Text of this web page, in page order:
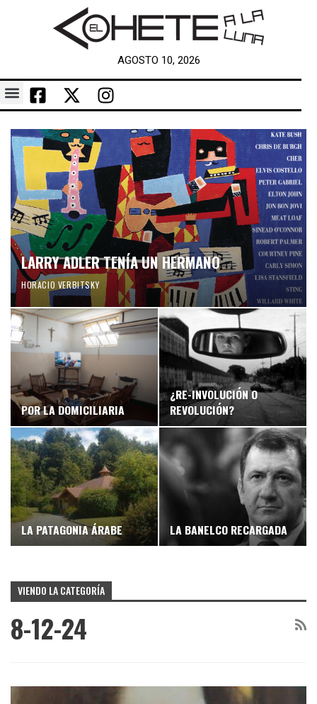
AGOSTO 10, 2026
LARRY ADLER TENÍA UN HERMANO
HORACIO VERBITSKY
POR LA DOMICILIARIA
¿RE-INVOLUCIÓN O
REVOLUCIÓN?
LA PATAGONIA ÁRABE LA BANELCO RECARGADA
VIENDO LA CATEGORÍA
8-12-24